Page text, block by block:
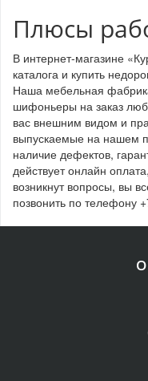
Плюсы
В интернет-магазине
каталога и купить
Наша мебельная
шифоньеры на заказ
вас внешним видом и
выпускаемые на нашем
наличие дефектов,
действует онлайн
возникнут вопросы, вы
позвонить по телефону